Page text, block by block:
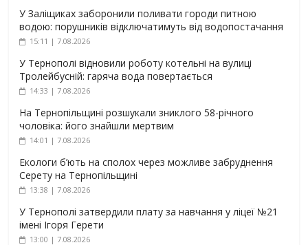
У Заліщиках заборонили поливати городи питною
водою: порушників відключатимуть від водопостачання
15:11 | 7.08.2026
У Тернополі відновили роботу котельні на вулиці
Тролейбусній: гаряча вода повертається
14:33 | 7.08.2026
На Тернопільщині розшукали зниклого 58-річного
чоловіка: його знайшли мертвим
14:01 | 7.08.2026
Екологи б’ють на сполох через можливе забруднення
Серету на Тернопільщині
13:38 | 7.08.2026
У Тернополі затвердили плату за навчання у ліцеї №21
імені Ігоря Герети
13:00 | 7.08.2026